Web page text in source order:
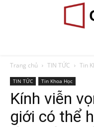
Trang chủ TIN TỨC Tin
TIN TỨC Tin Khoa Học
Kính viễn
giới có thể